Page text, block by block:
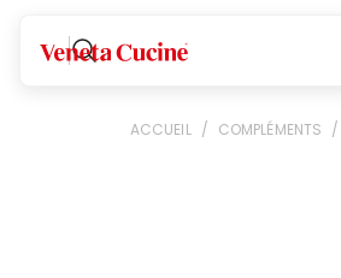
Veneta Cucine
ACCUEIL / COMPLÉMENTS /